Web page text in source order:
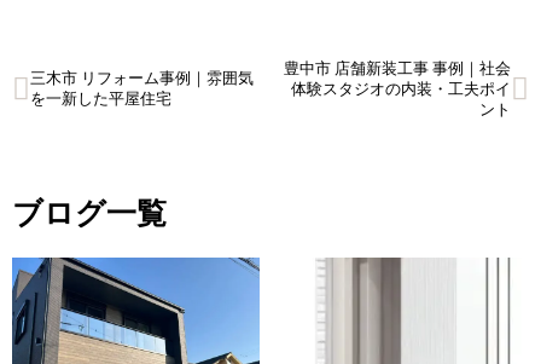
投
ビ
ゲ
ー
三木市 リフォーム事例｜雰囲気
を一新した平屋住宅
豊中市 店舗新装工事 事例｜社会
体験スタジオの内装・工夫ポイ
ント
ブログ一覧